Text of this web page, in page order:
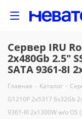
Сервер IRU
2x480Gb 2.5"
SATA 9361-8I
Главная - Каталог -
G1210P 2x5317 6x32Gb
9361-8I 2x1300W w/o OS